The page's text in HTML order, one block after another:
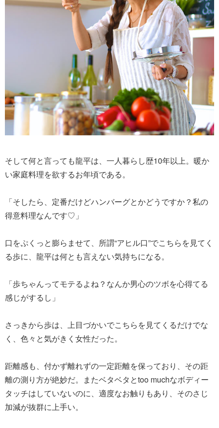
そして何と言っても龍平は、一人暮らし歴10年以上。暖か
い家庭料理を欲するお年頃である。
「そしたら、定番だけどハンバーグとかどうですか？私の
得意料理なんです♡」
口をぷくっと膨らませて、所謂“アヒル口”でこちらを見てく
る歩に、龍平は何とも言えない気持ちになる。
「歩ちゃんってモテるよね？なんか男心のツボを心得てる
感じがするし」
さっきから歩は、上目づかいでこちらを見てくるだけでな
く、色々と気がきく女性だった。
距離感も、付かず離れずの一定距離を保っており、その距
離の測り方が絶妙だ。またベタベタとtoo muchなボディー
タッチはしていないのに、適度なお触りもあり、そのさじ
加減が抜群に上手い。